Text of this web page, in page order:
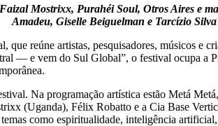
Mostrixx, Purahéi Soul, Otros Aires e
Amadeu, Giselle Beiguelman e Tarcízio Silva
reúne artistas, pesquisadores, músicos e
— e vem do Sul Global”, o festival ocupa a
Na programação artística estão Metá
(Uganda), Félix Robatto e a Cia Base
como espiritualidade, inteligência